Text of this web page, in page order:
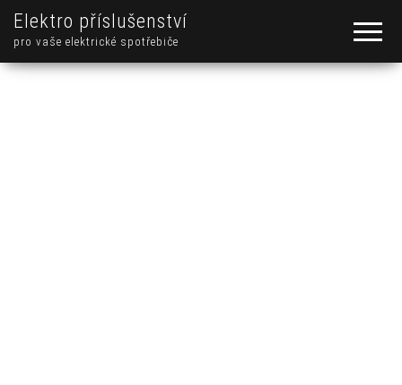
Elektro příslušenství
pro vaše elektrické spotřebiče